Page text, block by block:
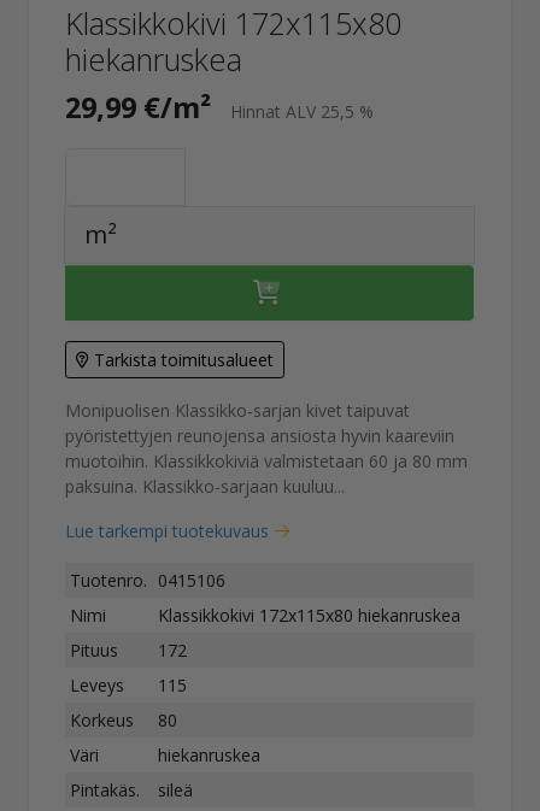
Klassikkokivi 172x115x80
hiekanruskea
29,99 €/m² Hinnat ALV 25,5 %
m²
Tarkista toimitusalueet
Monipuolisen Klassikko-sarjan kivet taipuvat
pyöristettyjen reunojensa ansiosta hyvin kaareviin
muotoihin. Klassikkokiviä valmistetaan 60 ja 80 mm
paksuina. Klassikko-sarjaan kuuluu...
Lue tarkempi tuotekuvaus
Tuotenro. 0415106
Nimi
Klassikkokivi 172x115x80 hiekanruskea
Pituus
172
Leveys
115
Korkeus
80
Väri
hiekanruskea
Pintakäs.
sileä